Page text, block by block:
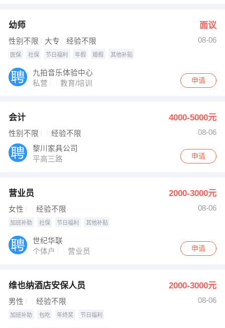
幼师 面议
性别不限 大专 经验不限 08-06
医保 社保 节日福利 年假 婚假 其他补贴
九拍音乐体验中心
私营
教育/培训 申请
会计 4000-5000元
性别不限 经验不限
08-06
黎川家具公司
平高三路
申请
营业员 2000-3000元
女性 经验不限 08-06
加班补助 社保 节日福利 其他补贴
世纪华联
个体户
营业员 申请
维也纳酒店安保人员 2000-3000元
男性 经验不限 08-06
加班补助 包吃 年终奖 节日福利